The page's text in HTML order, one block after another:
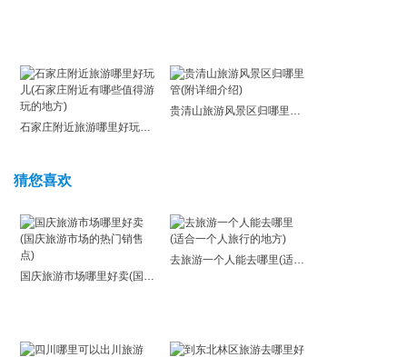
石家庄附近旅游哪里好玩儿(石家庄附近有哪些值得游玩的地方)
贵清山旅游风景区归哪里管(附详细介绍)
猜您喜欢
国庆旅游市场哪里好卖(国庆旅游市场的热门销售点)
去旅游一个人能去哪里(适合一个人旅行的地方)